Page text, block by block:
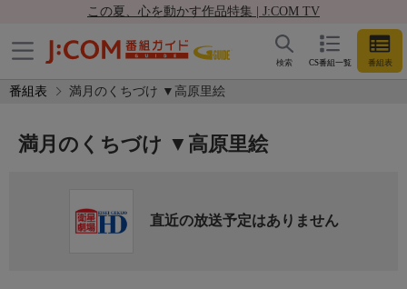
この夏、心を動かす作品特集 | J:COM TV
CS番組一覧 番組表
検索
番組表 満月のくちづけ ▼高原里絵
満月のくちづけ ▼高原里絵
直近の放送予定はありません